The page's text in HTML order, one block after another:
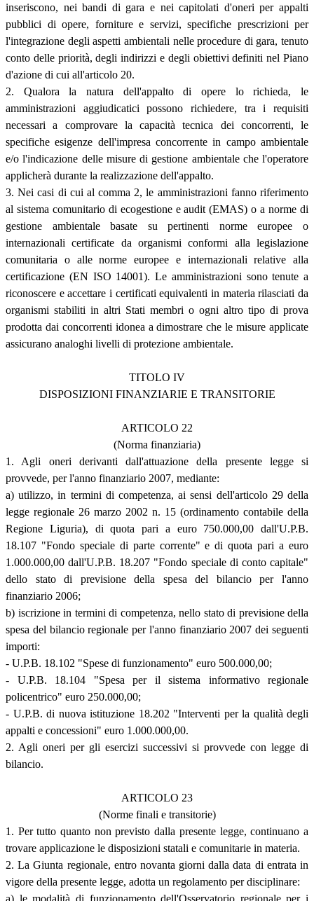
inseriscono, nei bandi di gara e nei capitolati d'oneri per appalti
pubblici di opere, forniture e servizi, specifiche prescrizioni per
l'integrazione degli aspetti ambientali nelle procedure di gara, tenuto
conto delle priorità, degli indirizzi e degli obiettivi definiti nel Piano
d'azione di cui all'articolo 20.
2. Qualora la natura dell'appalto di opere lo richieda, le
amministrazioni aggiudicatici possono richiedere, tra i requisiti
necessari a comprovare la capacità tecnica dei concorrenti, le
specifiche esigenze dell'impresa concorrente in campo ambientale
e/o l'indicazione delle misure di gestione ambientale che l'operatore
applicherà durante la realizzazione dell'appalto.
3. Nei casi di cui al comma 2, le amministrazioni fanno riferimento
al sistema comunitario di ecogestione e audit (EMAS) o a norme di
gestione ambientale basate su pertinenti norme europee o
internazionali certificate da organismi conformi alla legislazione
comunitaria o alle norme europee e internazionali relative alla
certificazione (EN ISO 14001). Le amministrazioni sono tenute a
riconoscere e accettare i certificati equivalenti in materia rilasciati da
organismi stabiliti in altri Stati membri o ogni altro tipo di prova
prodotta dai concorrenti idonea a dimostrare che le misure applicate
assicurano analoghi livelli di protezione ambientale.
TITOLO IV
DISPOSIZIONI FINANZIARIE E TRANSITORIE
ARTICOLO 22
(Norma finanziaria)
1. Agli oneri derivanti dall'attuazione della presente legge si
provvede, per l'anno finanziario 2007, mediante:
a) utilizzo, in termini di competenza, ai sensi dell'articolo 29 della
legge regionale 26 marzo 2002 n. 15 (ordinamento contabile della
Regione Liguria), di quota pari a euro 750.000,00 dall'U.P.B.
18.107 "Fondo speciale di parte corrente" e di quota pari a euro
1.000.000,00 dall'U.P.B. 18.207 "Fondo speciale di conto capitale"
dello stato di previsione della spesa del bilancio per l'anno
finanziario 2006;
b) iscrizione in termini di competenza, nello stato di previsione della
spesa del bilancio regionale per l'anno finanziario 2007 dei seguenti
importi:
- U.P.B. 18.102 "Spese di funzionamento" euro 500.000,00;
- U.P.B. 18.104 "Spesa per il sistema informativo regionale
policentrico" euro 250.000,00;
- U.P.B. di nuova istituzione 18.202 "Interventi per la qualità degli
appalti e concessioni" euro 1.000.000,00.
2. Agli oneri per gli esercizi successivi si provvede con legge di
bilancio.
ARTICOLO 23
(Norme finali e transitorie)
1. Per tutto quanto non previsto dalla presente legge, continuano a
trovare applicazione le disposizioni statali e comunitarie in materia.
2. La Giunta regionale, entro novanta giorni dalla data di entrata in
vigore della presente legge, adotta un regolamento per disciplinare:
a) le modalità di funzionamento dell'Osservatorio regionale per i